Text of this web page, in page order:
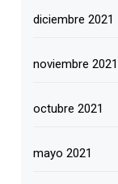
diciembre 2021
noviembre 2021
octubre 2021
mayo 2021